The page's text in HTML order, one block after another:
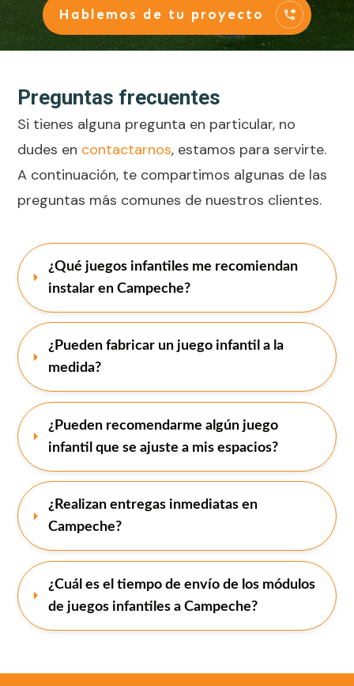
Hablemos de tu proyecto
Preguntas frecuentes
Si tienes alguna pregunta en particular, no
dudes en contactarnos, estamos para servirte.
A continuación, te compartimos algunas de las
preguntas más comunes de nuestros clientes.
¿Qué juegos infantiles me recomiendan
instalar en Campeche?
¿Pueden fabricar un juego infantil a la
medida?
¿Pueden recomendarme algún juego
infantil que se ajuste a mis espacios?
¿Realizan entregas inmediatas en
Campeche?
¿Cuál es el tiempo de envío de los módulos
de juegos infantiles a Campeche?